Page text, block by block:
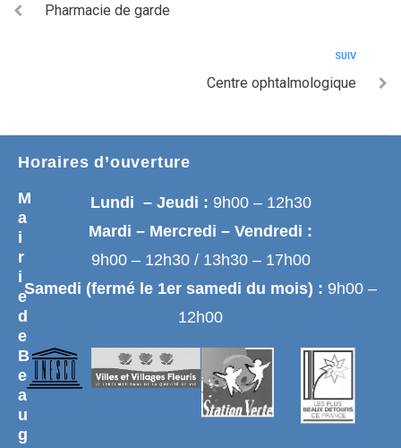
Pharmacie de garde
SUIV
Centre ophtalmologique
M
a
i
r
i
e
d
e
B
e
a
u
g
Horaires d’ouverture
Lundi – Jeudi : 9h00 – 12h30
Mardi – Mercredi – Vendredi :
9h00 – 12h30 / 13h30 – 17h00
Samedi (fermé le 1er samedi du mois) : 9h00 –
12h00